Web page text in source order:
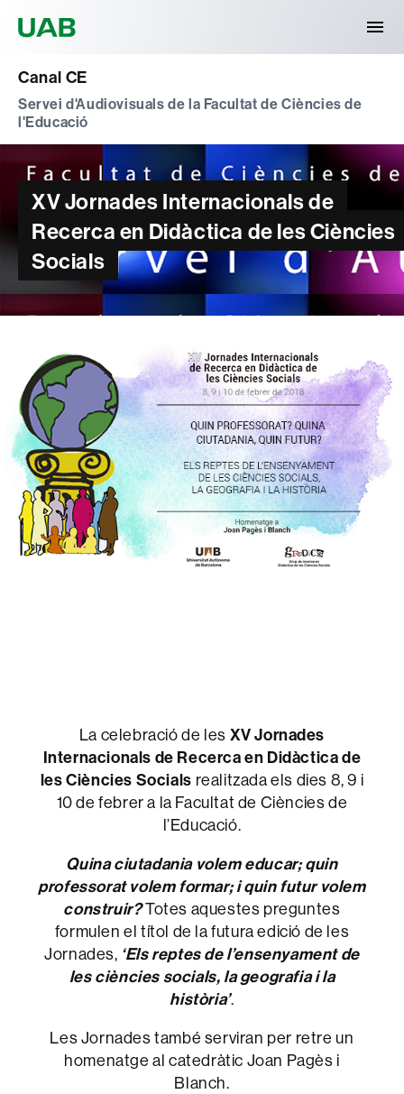
Canal CE
Servei d'Audiovisuals de la Facultat de Ciències de
l'Educació
XV Jornades Internacionals de
Recerca en Didàctica de les Ciències
Socials
La celebració de les XV Jornades
Internacionals de Recerca en Didàctica de
les Ciències Socials realitzada els dies 8, 9 i
10 de febrer a la Facultat de Ciències de
l’Educació.
Quina ciutadania volem educar; quin
professorat volem formar; i quin futur volem
construir?Totes aquestes preguntes
formulen el títol de la futura edició de les
Jornades, ‘Els reptes de l’ensenyament de
les ciències socials, la geografia i la
història’.
Les Jornades també serviran per retre un
homenatge al catedràtic Joan Pagès i
Blanch.